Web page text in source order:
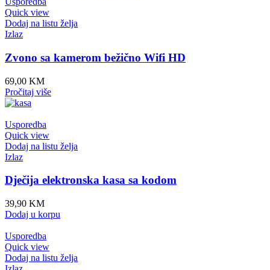
Quick view
Dodaj na listu želja
Izlaz
Zvono sa kamerom bežično Wifi HD
69,00 KM
Pročitaj više
Usporedba
Quick view
Dodaj na listu želja
Izlaz
Dječija elektronska kasa sa kodom
39,90 KM
Dodaj u korpu
Usporedba
Quick view
Dodaj na listu želja